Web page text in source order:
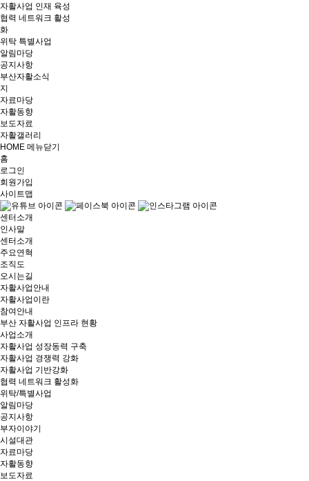
자활사업 인재 육성
협력 네트워크 활성
화
위탁 특별사업
알림마당
공지사항
부산자활소식
지
자료마당
자활동향
보도자료
자활갤러리
HOME 메뉴닫기
홈
로그인
회원가입
사이트맵
센터소개
인사말
센터소개
주요연혁
조직도
오시는길
자활사업안내
자활사업이란
참여안내
부산 자활사업 인프라 현황
사업소개
자활사업 성장동력 구축
자활사업 경쟁력 강화
자활사업 기반강화
협력 네트워크 활성화
위탁/특별사업
알림마당
공지사항
부자이야기
시설대관
자료마당
자활동향
보도자료